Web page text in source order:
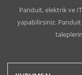
Panduit, elektrik ve
yapabilirsiniz.